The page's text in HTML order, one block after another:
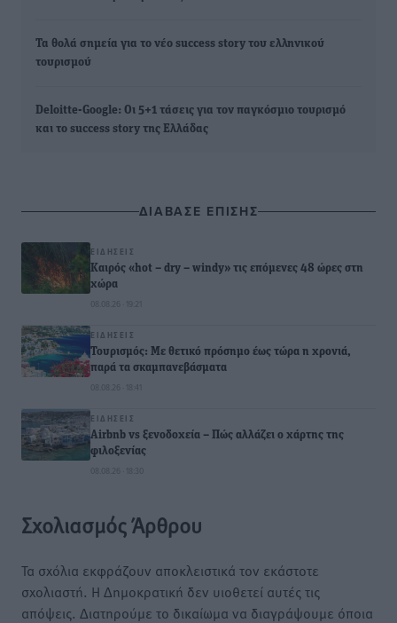
Τα θολά σημεία για τo νέο success story του ελληνικού
τουρισμού
Deloitte-Google: Οι 5+1 τάσεις για τον παγκόσμιο τουρισμό
και το success story της Ελλάδας
ΔΙΑΒΑΣΕ ΕΠΙΣΗΣ
ΕΙΔΉΣΕΙΣ
Καιρός «hot – dry – windy» τις επόμενες 48 ώρες στη
χώρα
08.08.26 · 19:21
ΕΙΔΉΣΕΙΣ
Τουρισμός: Με θετικό πρόσημο έως τώρα η χρονιά,
παρά τα σκαμπανεβάσματα
08.08.26 · 18:41
ΕΙΔΉΣΕΙΣ
Airbnb vs ξενοδοχεία – Πώς αλλάζει ο χάρτης της
φιλοξενίας
08.08.26 · 18:30
Σχολιασμός Άρθρου
Τα σχόλια εκφράζουν αποκλειστικά τον εκάστοτε
σχολιαστή. Η Δημοκρατική δεν υιοθετεί αυτές τις
απόψεις. Διατηρούμε το δικαίωμα να διαγράψουμε όποια